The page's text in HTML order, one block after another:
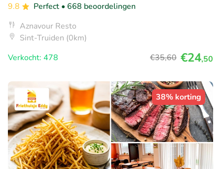
9.8
Perfect • 668 beoordelingen
Aznavour Resto
Sint-Truiden (0km)
Verkocht: 478
€35,60 €24,50
38% korting